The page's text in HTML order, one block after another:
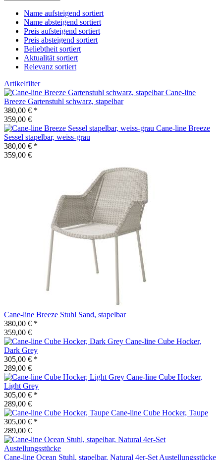
Name aufsteigend sortiert
Name absteigend sortiert
Preis aufsteigend sortiert
Preis absteigend sortiert
Beliebtheit sortiert
Aktualität sortiert
Relevanz sortiert
Artikelfilter
Cane-line
Breeze Gartenstuhl schwarz, stapelbar
380,00 € *
359,00 €
Cane-line Breeze
Sessel stapelbar, weiss-grau
380,00 € *
359,00 €
Cane-line Breeze Stuhl Sand, stapelbar
380,00 € *
359,00 €
Cane-line Cube Hocker,
Dark Grey
305,00 € *
289,00 €
Cane-line Cube Hocker,
Light Grey
305,00 € *
289,00 €
Cane-line Cube Hocker, Taupe
305,00 € *
289,00 €
Cane-line Ocean Stuhl, stapelbar, Natural 4er-Set Austellungsstücke